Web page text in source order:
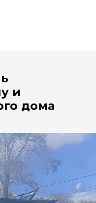
и
дома